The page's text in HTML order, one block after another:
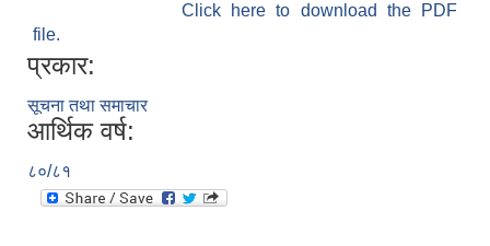
Click here to download the PDF
file.
प्रकार:
सूचना तथा समाचार
आर्थिक वर्ष:
८०/८१